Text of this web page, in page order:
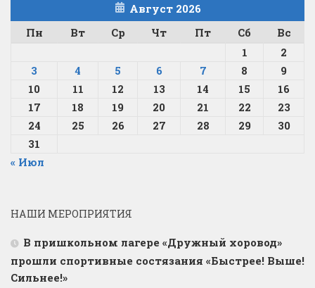
Август 2026
Пн
Вт Ср Чт Пт Сб
Вс
1
2
3
4 5 6 7 8
9
10
11 12 13 14 15
16
17
18 19 20 21 22
23
24
25 26 27 28 29
30
31
« Июл
НАШИ МЕРОПРИЯТИЯ
В пришкольном лагере «Дружный хоровод»
прошли спортивные состязания «Быстрее! Выше!
Сильнее!»